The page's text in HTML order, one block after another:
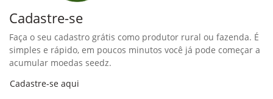
Cadastre-se
Faça o seu cadastro grátis como produtor rural ou fazenda. É
simples e rápido, em poucos minutos você já pode começar a
acumular moedas seedz.
Cadastre-se aqui